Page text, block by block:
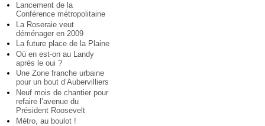
Lancement de la
Conférence métropolitaine
La Roseraie veut
déménager en 2009
La future place de la Plaine
Où en est-on au Landy
après le oui ?
Une Zone franche urbaine
pour un bout d’Aubervilliers
Neuf mois de chantier pour
refaire l’avenue du
Président Roosevelt
Métro, au boulot !